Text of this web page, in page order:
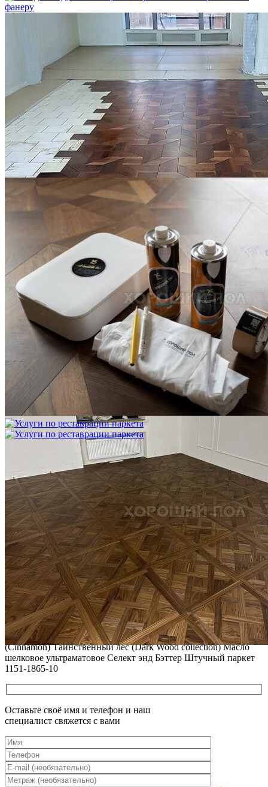
Укладка модульного паркета с финишным покрытием на
фанеру
3 600 ₽
Услуги по реставрации паркета
Блог
Интересные статьи о паркете Coswick
ВИДЕО-ИНСТРУКЦИЯ: Реставрация царапин. Полы,
покрытые маслом и твердым воском. Системы для локального
ремонта и восстановления
Читать полностью
02.02.2026
ПОЛЫ, ПОКРЫТЫЕ МАСЛОМ. РЕСТАВРАЦИЯ
НЕБОЛЬШИХ ПОТЕРТОСТЕЙ
Читать полностью
12.01.2026
РЕСТАВРАЦИЯ НЕБОЛЬШИХ ВМЯТИН НА ПАРКЕТЕ.
ПОЛЫ, ПОКРЫТЫЕ МАСЛОМ И ТВЕРДЫМ ВОСКОМ
Читать полностью
12.01.2026
Все новости о Coswick
Паркет елка COSWICK Английская елка (90°) Дуб Корица
(Cinnamon) Таинственный лес (Dark Wood collection) Масло
шелковое ультраматовое Селект энд Бэттер Штучный паркет
1151-1865-10
Оставьте своё имя и телефон и наш
специалист свяжется с вами